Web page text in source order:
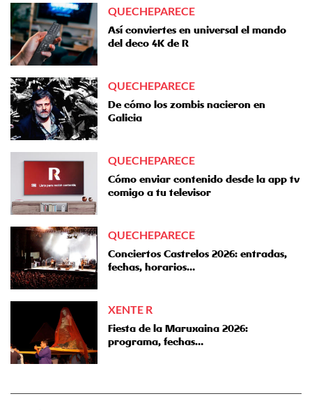
QUECHEPARECE
Así conviertes en universal el mando
del deco 4K de R
QUECHEPARECE
De cómo los zombis nacieron en
Galicia
QUECHEPARECE
Cómo enviar contenido desde la app tv
comigo a tu televisor
QUECHEPARECE
Conciertos Castrelos 2026: entradas,
fechas, horarios…
XENTE R
Fiesta de la Maruxaina 2026:
programa, fechas…